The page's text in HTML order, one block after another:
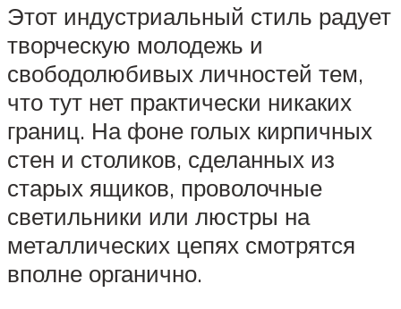
Этот индустриальный стиль радует
творческую молодежь и
свободолюбивых личностей тем,
что тут нет практически никаких
границ. На фоне голых кирпичных
стен и столиков, сделанных из
старых ящиков, проволочные
светильники или люстры на
металлических цепях смотрятся
вполне органично.